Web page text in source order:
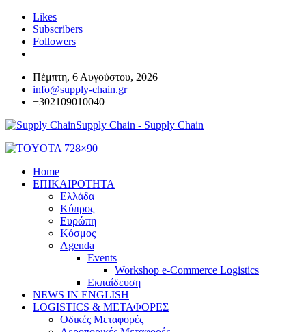
Likes
Subscribers
Followers
Πέμπτη, 6 Αυγούστου, 2026
info@supply-chain.gr
+302109010040
Supply Chain - Supply Chain
Home
ΕΠΙΚΑΙΡΟΤΗΤΑ
Ελλάδα
Κύπρος
Ευρώπη
Κόσμος
Agenda
Events
Workshop e-Commerce Logistics
Εκπαίδευση
NEWS IN ENGLISH
LOGISTICS & ΜΕΤΑΦΟΡΕΣ
Οδικές Μεταφορές